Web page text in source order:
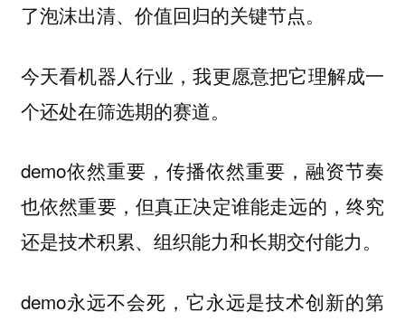
了泡沫出清、价值回归的关键节点。
今天看机器人行业，我更愿意把它理解成一
个还处在筛选期的赛道。
demo依然重要，传播依然重要，融资节奏
也依然重要，但真正决定谁能走远的，终究
还是技术积累、组织能力和长期交付能力。
demo永远不会死，它永远是技术创新的第